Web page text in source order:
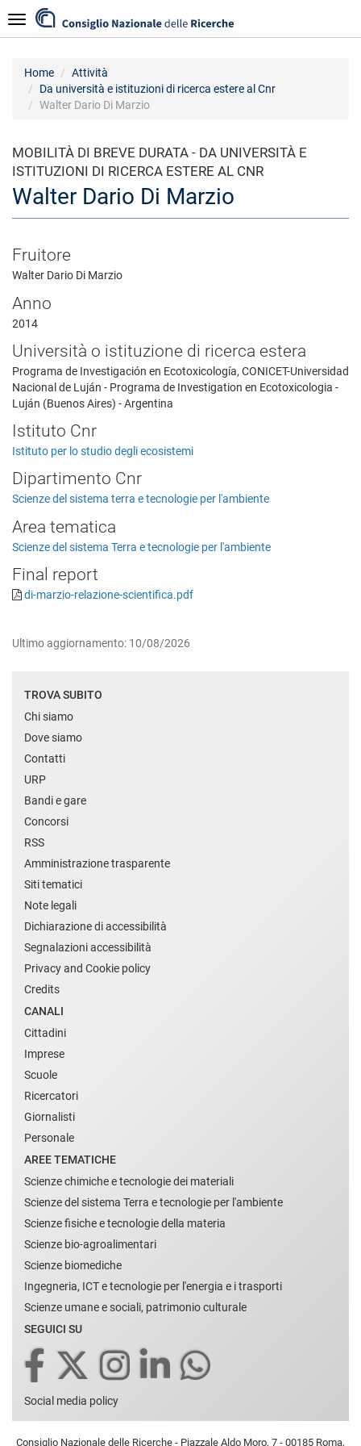
al
contenuto
Navigazione
Home
Attività
Da università e istituzioni di ricerca estere al Cnr
Walter Dario Di Marzio
MOBILITÀ DI BREVE DURATA - DA UNIVERSITÀ E
ISTITUZIONI DI RICERCA ESTERE AL CNR
Walter Dario Di Marzio
Fruitore
Walter Dario Di Marzio
Anno
2014
Università o istituzione di ricerca estera
Programa de Investigación en Ecotoxicología, CONICET-Universidad
Nacional de Luján - Programa de Investigation en Ecotoxicologia -
Luján (Buenos Aires) - Argentina
Istituto Cnr
Istituto per lo studio degli ecosistemi
Dipartimento Cnr
Scienze del sistema terra e tecnologie per l'ambiente
Area tematica
Scienze del sistema Terra e tecnologie per l'ambiente
Final report
di-marzio-relazione-scientifica.pdf
Ultimo aggiornamento: 10/08/2026
TROVA SUBITO
Chi siamo
Dove siamo
Contatti
URP
Bandi e gare
Concorsi
RSS
Amministrazione trasparente
Siti tematici
Note legali
Dichiarazione di accessibilità
Segnalazioni accessibilità
Privacy and Cookie policy
Credits
CANALI
Cittadini
Imprese
Scuole
Ricercatori
Giornalisti
Personale
AREE TEMATICHE
Scienze chimiche e tecnologie dei materiali
Scienze del sistema Terra e tecnologie per l'ambiente
Scienze fisiche e tecnologie della materia
Scienze bio-agroalimentari
Scienze biomediche
Ingegneria, ICT e tecnologie per l'energia e i trasporti
Scienze umane e sociali, patrimonio culturale
SEGUICI SU
Social media policy
Consiglio Nazionale delle Ricerche - Piazzale Aldo Moro, 7 - 00185 Roma,